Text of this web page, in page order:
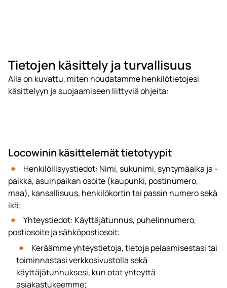
Tietojen käsittely ja turvallisuus
Alla on kuvattu, miten noudatamme henkilötietojesi
käsittelyyn ja suojaamiseen liittyviä ohjeita:
Locowinin käsittelemät tietotyypit
Henkilöllisyystiedot: Nimi, sukunimi, syntymäaika ja -
paikka, asuinpaikan osoite (kaupunki, postinumero,
maa), kansallisuus, henkilökortin tai passin numero sekä
ikä;
Yhteystiedot: Käyttäjätunnus, puhelinnumero,
postiosoite ja sähköpostiosoit:
Keräämme yhteystietoja, tietoja pelaamisestasi tai
toiminnastasi verkkosivustolla sekä
käyttäjätunnuksesi, kun otat yhteyttä
asiakastukeemme;